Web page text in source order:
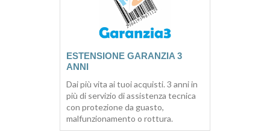
ESTENSIONE GARANZIA 3
ANNI
Dai più vita ai tuoi acquisti. 3 anni in
più di servizio di assistenza tecnica
con protezione da guasto,
malfunzionamento o rottura.